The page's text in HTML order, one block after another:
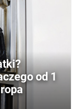
od 1